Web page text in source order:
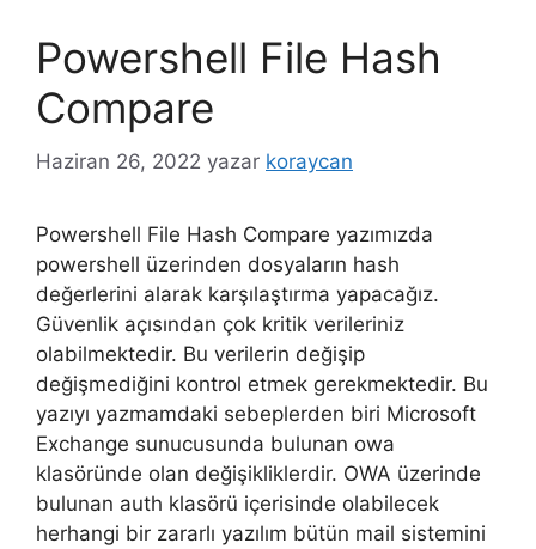
Powershell File Hash
Compare
Haziran 26, 2022 yazar koraycan
Powershell File Hash Compare yazımızda
powershell üzerinden dosyaların hash
değerlerini alarak karşılaştırma yapacağız.
Güvenlik açısından çok kritik verileriniz
olabilmektedir. Bu verilerin değişip
değişmediğini kontrol etmek gerekmektedir. Bu
yazıyı yazmamdaki sebeplerden biri Microsoft
Exchange sunucusunda bulunan owa
klasöründe olan değişikliklerdir. OWA üzerinde
bulunan auth klasörü içerisinde olabilecek
herhangi bir zararlı yazılım bütün mail sistemini